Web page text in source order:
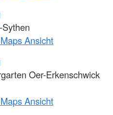
Ansicht
Oer-Erkenschwick
Ansicht